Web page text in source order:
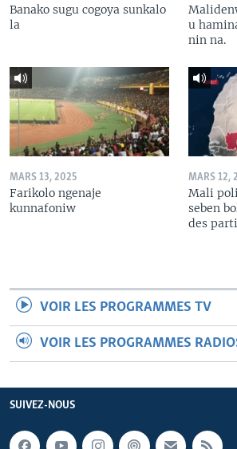
Banako sugu cogoya sunkalo
la
u
nin na.
MARS 13, 2025
Farikolo ngenaje
kunnafoniw
MARS 12,
Mali
seben
des
VOIR LES PROGRAMMES TV
VOIR LES PROGRAMMES
SUIVEZ-NOUS